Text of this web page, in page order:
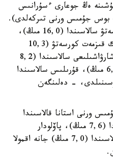
ەڭ جوعارى ءسۇرانىس
سالاسىندا (23,4 مىڭ بوس جۇمىس ورنى تىركەلدى).
سونداي-اق وزگە قىزمەتتەر كورسەتۋ سالاسىندا (16,0 مىڭ)،
دەنساۋلىق ساقتاۋ جانە الەۋمەتتىك قىزمەت كورسەتۋ (10,3
مىڭ)، اۋىل، ورمان جانە بالىق شارۋاشىلىعى سالاسىندا (8,2
مىڭ)، وڭدەۋ ونەركاسىبىندە (6,8 مىڭ)، قۇرىلىس سالاسىندا
- دەلىنگەن
ورنى استانا قالاسىندا
(8,8 مىڭ)، تۇركىستان وبلىسىندا (7,6 مىڭ)، پاۆلودار
وبلىسىندا (7,1 مىڭ)، الماتى قالاسىندا (7,0 مىڭ) جانە اقمولا